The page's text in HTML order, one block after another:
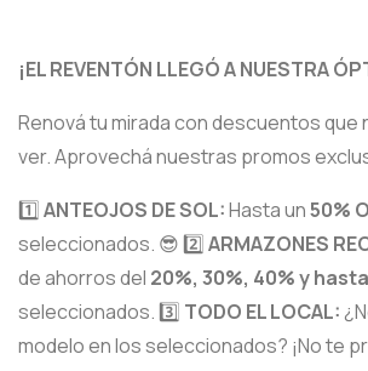
¡EL REVENTÓN LLEGÓ A NUESTRA
Renová tu mirada con descuentos que
ver. Aprovechá nuestras promos
1️⃣ANTEOJOS DE SOL:Hasta un50%
seleccionados. 😎 2️⃣ARMAZONES
de ahorros del 20%, 30%, 40% y
seleccionados. 3️⃣ TODO EL LOCAL:
modelo en los seleccionados? ¡No te